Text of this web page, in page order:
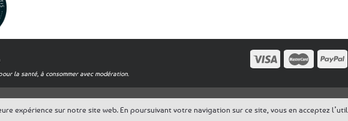
la santé, à consommer avec modération.
expérience sur notre site web. En poursuivant votre navigation sur ce site, vous en acceptez